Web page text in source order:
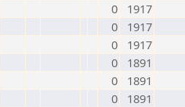
0
1917
0
1917
0
1917
0
1891
0
1891
0
1891